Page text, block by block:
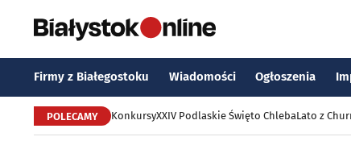
Firmy z Białegostoku Wiadomości Ogłoszenia
POLECAMY KonkursyXXIV Podlaskie Święto ChlebaLato z